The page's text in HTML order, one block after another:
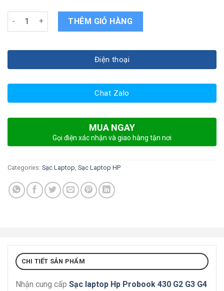
Sạc laptop Hp Probook 430 G2 G3 G4 G5 quantity
THÊM GIỎ HÀNG
Điện thoại
Chat Zalo
MUA NGAY
Gọi điện xác nhận và giao hàng tận nơi
Categories: Sạc Laptop Sạc Laptop HP
CHI TIẾT SẢN PHẨM
Nhận cung cấp Sạc laptop Hp Probook 430 G2 G3 G4